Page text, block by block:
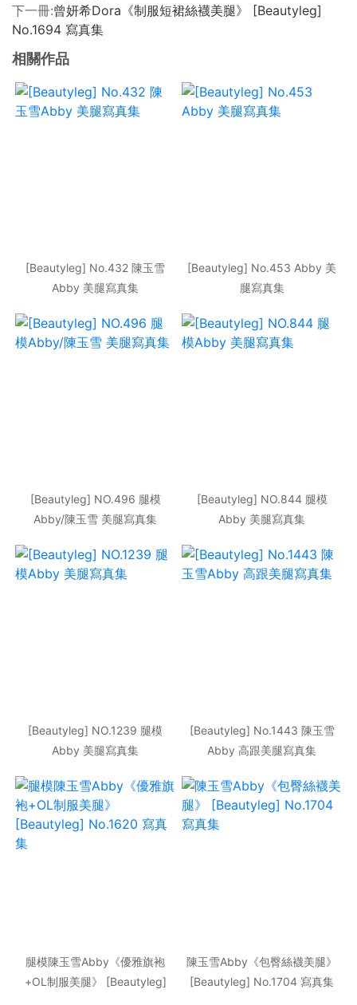
下一冊:曾妍希Dora《制服短裙絲襪美腿》 [Beautyleg]
No.1694 寫真集
相關作品
[Beautyleg] No.432 陳玉雪
Abby 美腿寫真集
[Beautyleg] No.453 Abby 美
腿寫真集
[Beautyleg] NO.496 腿模
Abby/陳玉雪 美腿寫真集
[Beautyleg] NO.844 腿模
Abby 美腿寫真集
[Beautyleg] NO.1239 腿模
Abby 美腿寫真集
[Beautyleg] No.1443 陳玉雪
Abby 高跟美腿寫真集
腿模陳玉雪Abby《優雅旗袍
+OL制服美腿》 [Beautyleg]
陳玉雪Abby《包臀絲襪美腿》
[Beautyleg] No.1704 寫真集